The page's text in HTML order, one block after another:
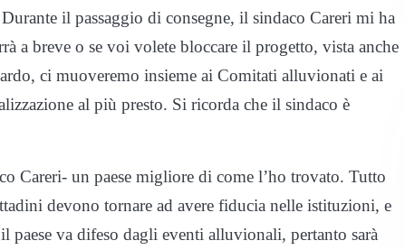
il passaggio di consegne, il sindaco Careri mi ha
a breve o se voi volete bloccare il progetto, vista anche
ci muoveremo insieme ai Comitati alluvionati e ai
al più presto. Si ricorda che il sindaco è
Careri- un paese migliore di come l’ho trovato. Tutto
devono tornare ad avere fiducia nelle istituzioni, e
va difeso dagli eventi alluvionali, pertanto sarà